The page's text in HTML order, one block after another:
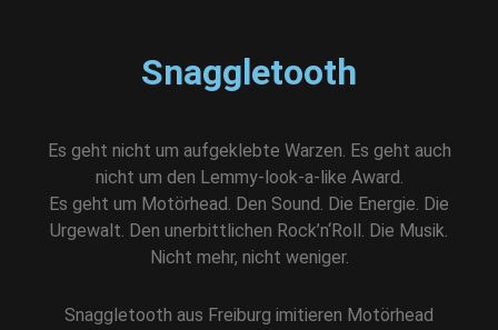
Snaggletooth
Es geht nicht um aufgeklebte Warzen. Es geht auch
nicht um den Lemmy-look-a-like Award.
Es geht um Motörhead. Den Sound. Die Energie. Die
Urgewalt. Den unerbittlichen Rock’n‘Roll. Die Musik.
Nicht mehr, nicht weniger.
Snaggletooth aus Freiburg imitieren Motörhead